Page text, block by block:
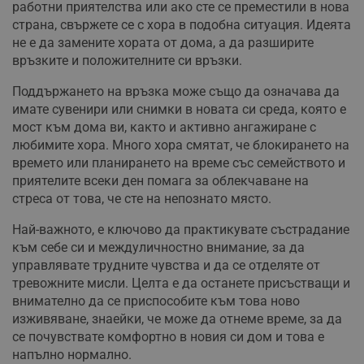
работни приятелства или ако сте се преместили в нова
страна, свържете се с хора в подобна ситуация. Идеята
не е да замените хората от дома, а да разширите
връзките и положителните си връзки.
Поддържането на връзка може също да означава да
имате сувенири или снимки в новата си среда, която е
мост към дома ви, както и активно ангажиране с
любимите хора. Много хора смятат, че блокирането на
времето или планирането на време със семейството и
приятелите всеки ден помага за облекчаване на
стреса от това, че сте на непознато място.
Най-важното, е ключово да практикувате състрадание
към себе си и междуличностно внимание, за да
управлявате трудните чувства и да се отделяте от
тревожните мисли. Целта е да останете присъстващи и
внимателно да се приспособите към това ново
изживяване, знаейки, че може да отнеме време, за да
се почувствате комфортно в новия си дом и това е
напълно нормално.
Таргетиране Функционалност
Некласифицирани
Строго необходимо
Ефективност
Таргетиране
Функционалност
Некласифицирани
Строго необходимите бисквитки позволяват основната
функционалност на уебсайта, като потребителско
влизане и управление на акаунта. Уебсайтът не може да
се използва правилно без строго необходими
бисквитки.